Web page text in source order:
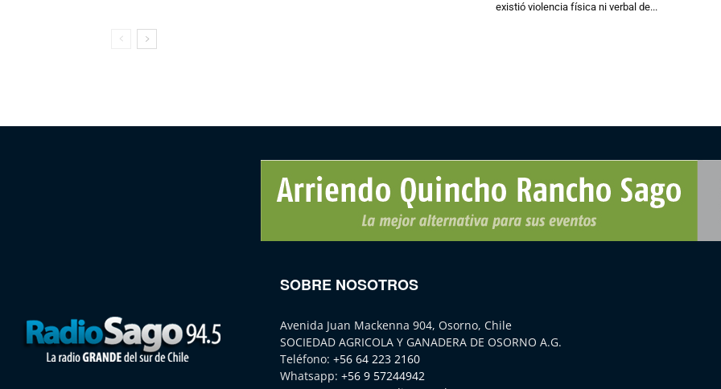
existió violencia física ni verbal de...
SOBRE NOSOTROS
Avenida Juan Mackenna 904, Osorno, Chile
SOCIEDAD AGRICOLA Y GANADERA DE OSORNO A.G.
Teléfono: +56 64 223 2160
Whatsapp: +56 9 57244942